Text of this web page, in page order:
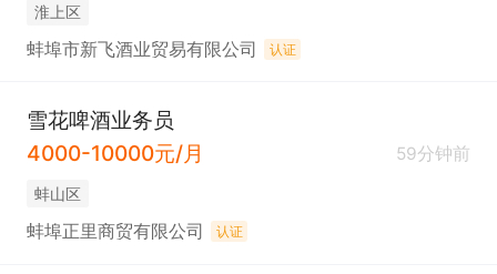
淮上区
蚌埠市新飞酒业贸易有限公司 认证
雪花啤酒业务员
4000-10000元/月
59分钟前
蚌山区
蚌埠正里商贸有限公司 认证